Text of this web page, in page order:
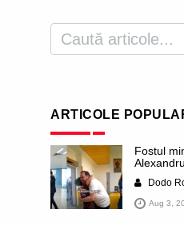
ARTICOLE
Fostul
al
publică
de Nord
Dodo
Aug 3,